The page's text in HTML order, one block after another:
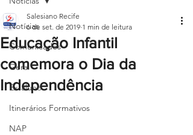
Notícias
Comunicados
Geral
Ex-aluno
Itinerários Formativos
NAP
Educação Infantil
comemora o Dia da
Independência
Salesiano Recife
6 de set. de 2019 1 min de leitura